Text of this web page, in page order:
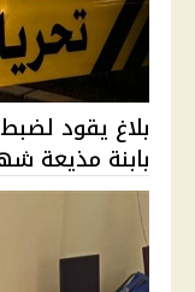
بلاغ يقود
بابنة مذيعة